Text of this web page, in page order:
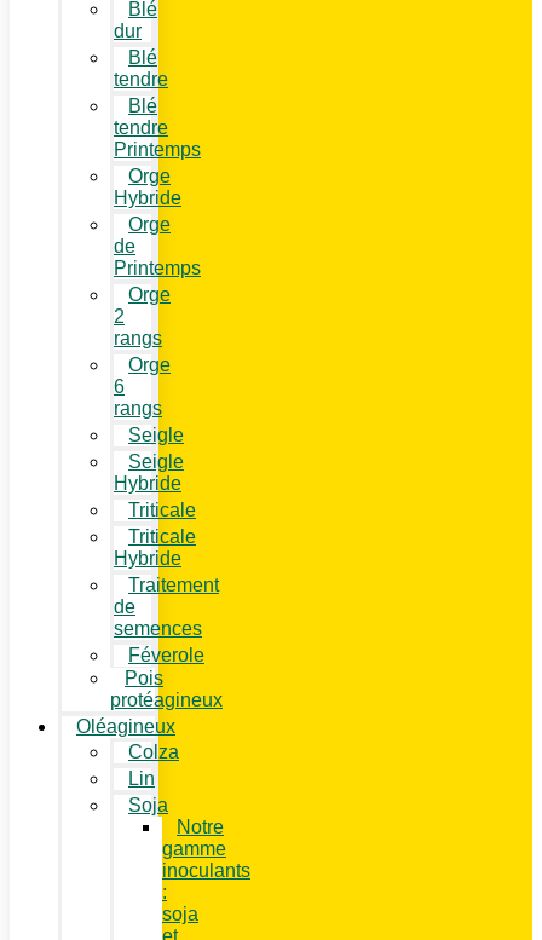
Blé
dur
Blé
tendre
Blé
tendre
Printemps
Orge
Hybride
Orge
de
Printemps
Orge
2
rangs
Orge
6
rangs
Seigle
Seigle
Hybride
Triticale
Triticale
Hybride
Traitement
de
semences
Féverole
Pois
protéagineux
Oléagineux
Colza
Lin
Soja
Notre
gamme
inoculants
:
soja
et